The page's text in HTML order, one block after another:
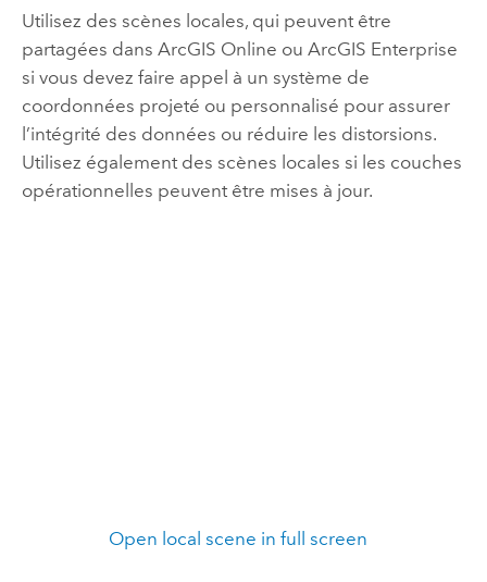
Utilisez des scènes locales, qui peuvent être
partagées dans ArcGIS Online ou ArcGIS Enterprise
si vous devez faire appel à un système de
coordonnées projeté ou personnalisé pour assurer
l’intégrité des données ou réduire les distorsions.
Utilisez également des scènes locales si les couches
opérationnelles peuvent être mises à jour.
Open local scene in full screen